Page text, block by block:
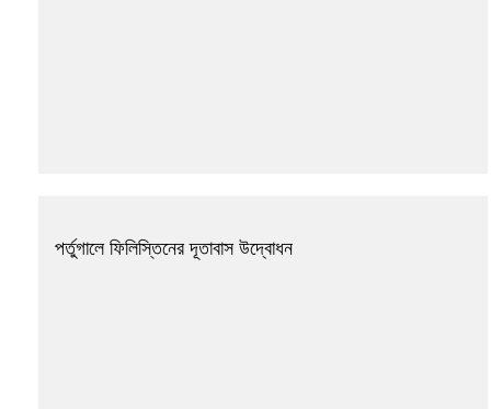
পর্তুগালে ফিলিস্তিনের দূতাবাস উদ্বোধন